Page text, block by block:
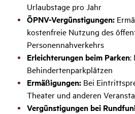
Urlaubstage pro Jahr
ÖPNV-Vergünstigungen:
kostenfreie Nutzung des
Personennahverkehrs
Erleichterungen beim Parken:
Behindertenparkplätzen
Ermäßigungen: Bei
Theater und anderen
Vergünstigungen bei